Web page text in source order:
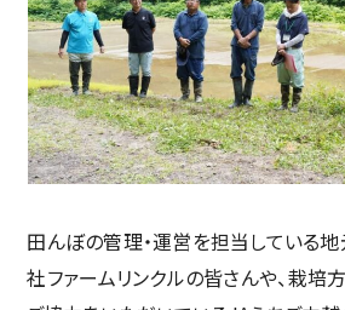
田んぼの管理・運営を担当している
社ファームリンクルの皆さんや、栽培